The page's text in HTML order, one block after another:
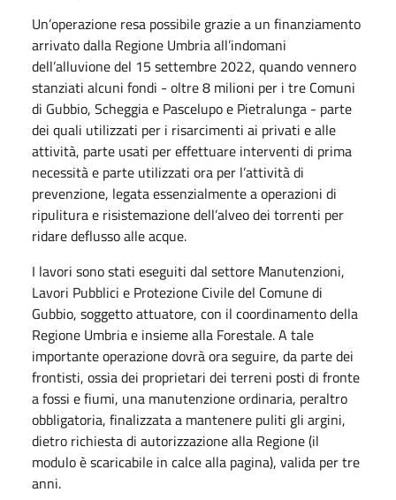
Un’operazione resa possibile grazie a un finanziamento
arrivato dalla Regione Umbria all’indomani
dell’alluvione del 15 settembre 2022, quando vennero
stanziati alcuni fondi - oltre 8 milioni per i tre Comuni
di Gubbio, Scheggia e Pascelupo e Pietralunga - parte
dei quali utilizzati per i risarcimenti ai privati e alle
attività, parte usati per effettuare interventi di prima
necessità e parte utilizzati ora per l’attività di
prevenzione, legata essenzialmente a operazioni di
ripulitura e risistemazione dell’alveo dei torrenti per
ridare deflusso alle acque.
I lavori sono stati eseguiti dal settore Manutenzioni,
Lavori Pubblici e Protezione Civile del Comune di
Gubbio, soggetto attuatore, con il coordinamento della
Regione Umbria e insieme alla Forestale. A tale
importante operazione dovrà ora seguire, da parte dei
frontisti, ossia dei proprietari dei terreni posti di fronte
a fossi e fiumi, una manutenzione ordinaria, peraltro
obbligatoria, finalizzata a mantenere puliti gli argini,
dietro richiesta di autorizzazione alla Regione (il
modulo è scaricabile in calce alla pagina), valida per tre
anni.